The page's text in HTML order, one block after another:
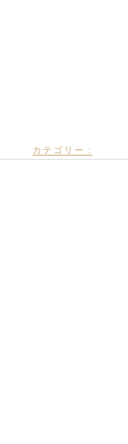
カテゴリー :